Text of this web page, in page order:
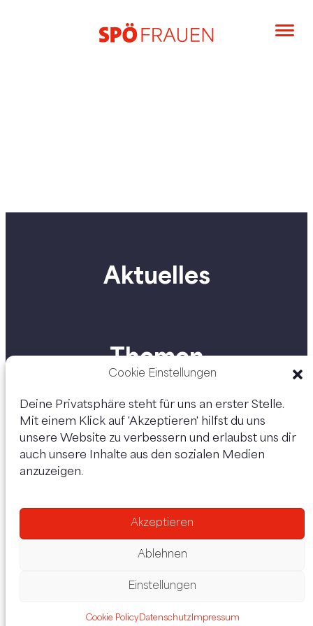
Cookie Einstellungen
Deine Privatsphäre steht für uns an erster Stelle.
Mit einem Klick auf 'Akzeptieren' hilfst du uns
unsere Website zu verbessern und erlaubst uns dir
auch unsere Inhalte aus den sozialen Medien
anzuzeigen.
Akzeptieren
Ablehnen
Einstellungen
Cookie PolicyDatenschutzImpressum
Aktuelles
Themen
Personen